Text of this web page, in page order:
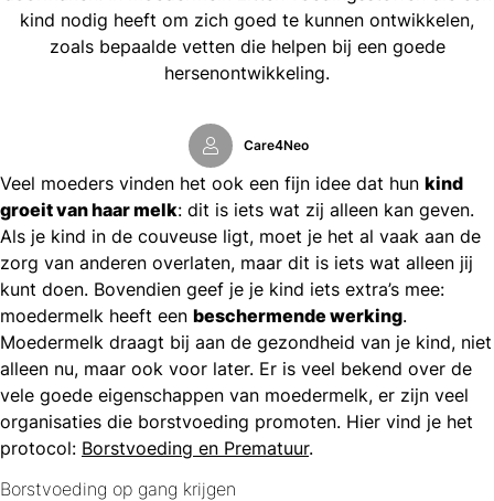
kind nodig heeft om zich goed te kunnen ontwikkelen,
zoals bepaalde vetten die helpen bij een goede
hersenontwikkeling.
Care4Neo
Veel moeders vinden het ook een fijn idee dat hun kind
groeit van haar melk: dit is iets wat zij alleen kan geven.
Als je kind in de couveuse ligt, moet je het al vaak aan de
zorg van anderen overlaten, maar dit is iets wat alleen jij
kunt doen. Bovendien geef je je kind iets extra’s mee:
moedermelk heeft een beschermende werking.
Moedermelk draagt bij aan de gezondheid van je kind, niet
alleen nu, maar ook voor later. Er is veel bekend over de
vele goede eigenschappen van moedermelk, er zijn veel
organisaties die borstvoeding promoten. Hier vind je het
protocol: Borstvoeding en Prematuur.
Borstvoeding op gang krijgen